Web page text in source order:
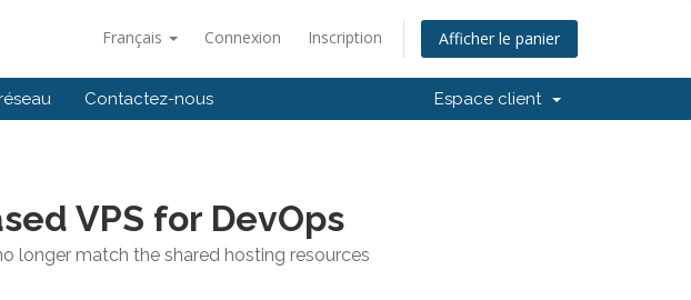
Français Connexion Inscription Afficher le panier
Contactez-nous Espace client
VPS for DevOps
longer match the shared hosting resources